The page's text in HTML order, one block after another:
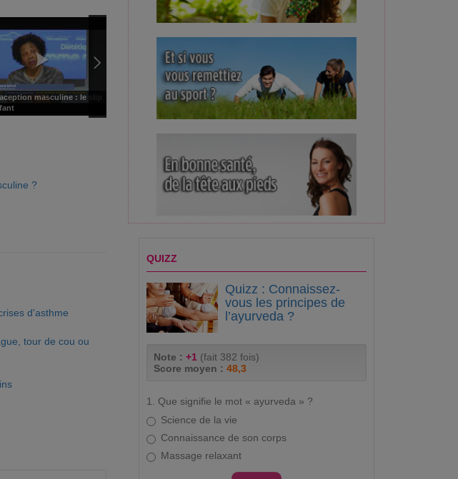
masculine : le slip
Minute santé - Quelles sont les
différentes contraceptions...
La Santé D'abord : Connaissez-
vous bien la contraception ?
La Santé D'abord : La
contraception
?
d'asthme
tour de cou ou
QUIZZ
Quizz : Connaissez-
vous les principes de
l’ayurveda ?
Note : +1 (fait 382 fois)
Score moyen : 48,3
1. Que signifie le mot « ayurveda » ?
Science de la vie
Connaissance de son corps
Massage relaxant